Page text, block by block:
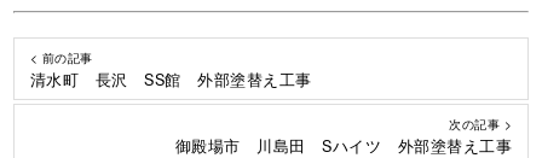
< 前の記事
清水町 長沢 SS館 外部塗替え工事
次の記事 >
御殿場市 川島田 Sハイツ 外部塗替え工事